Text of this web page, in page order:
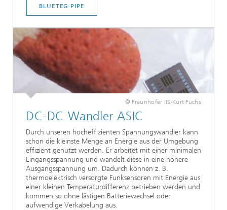
BLUETEG PIPE
© Fraunhofer IIS/Kurt Fuchs
DC-DC Wandler ASIC
Durch unseren hocheffizienten Spannungswandler kann
schon die kleinste Menge an Energie aus der Umgebung
effizient genutzt werden. Er arbeitet mit einer minimalen
Eingangsspannung und wandelt diese in eine höhere
Ausgangsspannung um. Dadurch können z. B.
thermoelektrisch versorgte Funksensoren mit Energie aus
einer kleinen Temperaturdifferenz betrieben werden und
kommen so ohne lästigen Batteriewechsel oder
aufwendige Verkabelung aus.